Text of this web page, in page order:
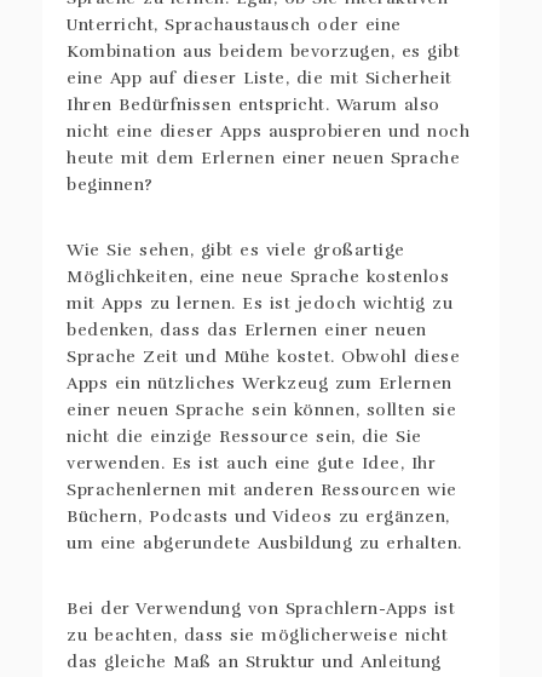
Unterricht, Sprachaustausch oder eine
Kombination aus beidem bevorzugen, es gibt
eine App auf dieser Liste, die mit Sicherheit
Ihren Bedürfnissen entspricht. Warum also
nicht eine dieser Apps ausprobieren und noch
heute mit dem Erlernen einer neuen Sprache
beginnen?
Wie Sie sehen, gibt es viele großartige
Möglichkeiten, eine neue Sprache kostenlos
mit Apps zu lernen. Es ist jedoch wichtig zu
bedenken, dass das Erlernen einer neuen
Sprache Zeit und Mühe kostet. Obwohl diese
Apps ein nützliches Werkzeug zum Erlernen
einer neuen Sprache sein können, sollten sie
nicht die einzige Ressource sein, die Sie
verwenden. Es ist auch eine gute Idee, Ihr
Sprachenlernen mit anderen Ressourcen wie
Büchern, Podcasts und Videos zu ergänzen,
um eine abgerundete Ausbildung zu erhalten.
Bei der Verwendung von Sprachlern-Apps ist
zu beachten, dass sie möglicherweise nicht
das gleiche Maß an Struktur und Anleitung